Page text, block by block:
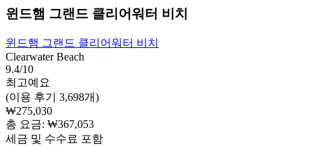
윈드햄 그랜드 클리어워터 비치
윈드햄 그랜드 클리어워터 비치
Clearwater Beach
9.4/10
최고예요
(이용 후기 3,698개)
₩275,030
총 요금: ₩367,053
세금 및 수수료 포함